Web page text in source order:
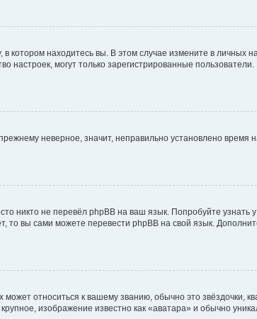
котором находитесь вы. В этом случае измените в личных
настроек, могут только зарегистрированные
неверное, значит, неправильно установлено время
никто не перевёл phpBB на ваш язык. Попробуйте
то вы сами можете перевести phpBB на свой язык.
относиться к вашему званию, обычно это звёздочки,
изображение известно как «аватара» и обычно